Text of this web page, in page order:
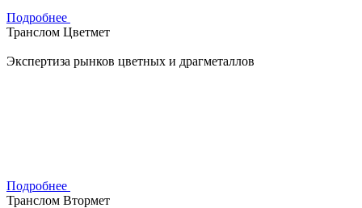
Подробнее
Транслом Цветмет
Экспертиза рынков цветных и драгметаллов
Подробнее
Транслом Втормет